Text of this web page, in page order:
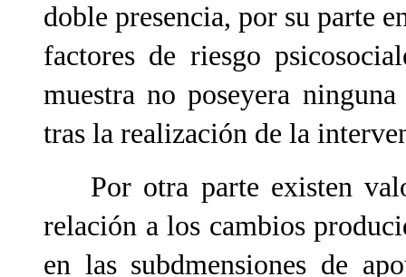
doble presencia, por su parte
factores de riesgo
muestra no poseyera
tras la realización de la
Por otra parte existen
relación a los cambios
en las subdmensiones de